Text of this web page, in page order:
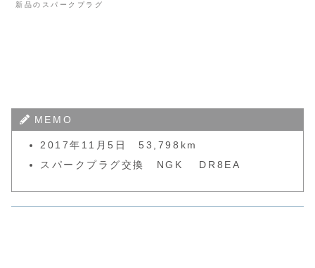
新品のスパークプラグ
MEMO
2017年11月5日 53,798km
スパークプラグ交換 NGK DR8EA